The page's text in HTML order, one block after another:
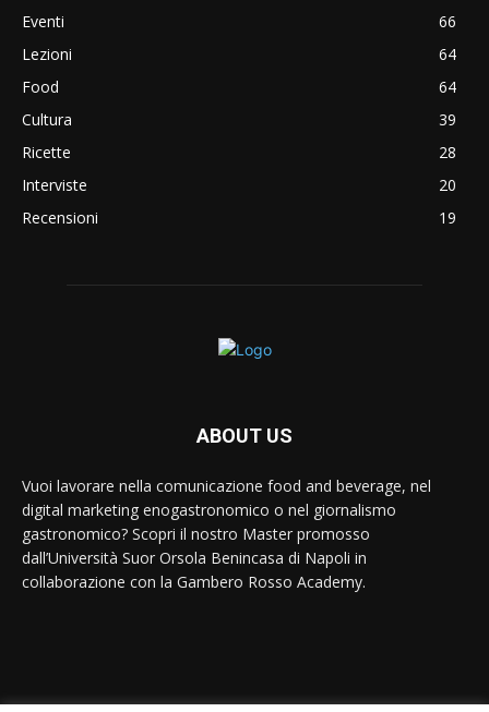
Eventi
66
Lezioni
64
Food
64
Cultura
39
Ricette
28
Interviste
20
Recensioni
19
ABOUT US
Vuoi lavorare nella comunicazione food and beverage, nel
digital marketing enogastronomico o nel giornalismo
gastronomico? Scopri il nostro Master promosso
dall’Università Suor Orsola Benincasa di Napoli in
collaborazione con la Gambero Rosso Academy.